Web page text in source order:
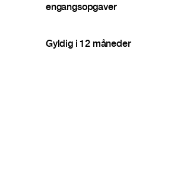
engangsopgaver
Gyldig i 12 måneder